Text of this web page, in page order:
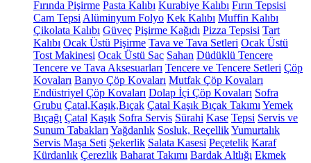
Fırında Pişirme Pasta Kalıbı Kurabiye Kalıbı Fırın Tepsisi
Cam Tepsi Alüminyum Folyo Kek Kalıbı Muffin Kalıbı
Çikolata Kalıbı Güveç Pişirme Kağıdı Pizza Tepsisi Tart
Kalıbı Ocak Üstü Pişirme Tava ve Tava Setleri Ocak Üstü
Tost Makinesi Ocak Üstü Sac Sahan Düdüklü Tencere
Tencere ve Tava Aksesuarları Tencere ve Tencere Setleri Çöp
Kovaları Banyo Çöp Kovaları Mutfak Çöp Kovaları
Endüstriyel Çöp Kovaları Dolap İçi Çöp Kovaları Sofra
Grubu Çatal,Kaşık,Bıçak Çatal Kaşık Bıçak Takımı Yemek
Bıçağı Çatal Kaşık Sofra Servis Sürahi Kase Tepsi Servis ve
Sunum Tabakları Yağdanlık Sosluk, ReçellikYumurtalık
Servis Maşa Seti Şekerlik Salata Kasesi Peçetelik Karaf
Kürdanlık Çerezlik Baharat Takımı Bardak Altlığı Ekmek